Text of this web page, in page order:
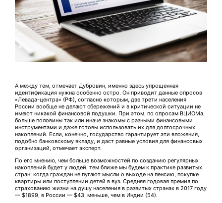
А между тем, отмечает Дубровин, именно здесь упрощенная
идентификация нужна особенно остро. Он приводит данные опросов
«Левада-центра» (РФ), согласно которым, две трети населения
России вообще не делают сбережений и в критической ситуации не
имеют никакой финансовой подушки. При этом, по опросам ВЦИОМа,
больше половины так или иначе знакомы с разными финансовыми
инструментами и даже готовы использовать их для долгосрочных
накоплений. Если, конечно, государство гарантирует эти вложения,
подобно банковскому вкладу, и даст равные условия для финансовых
организаций, отмечает эксперт.
По его мнению, чем больше возможностей по созданию регулярных
накоплений будет у людей, тем ближе мы будем к практике развитых
стран: когда граждан не пугают мысли о выходе на пенсию, покупке
квартиры или поступлении детей в вуз. Средняя годовая премия по
страхованию жизни на душу населения в развитых странах в 2017 году
— $1899, в России — $43, меньше, чем в Индии (54).